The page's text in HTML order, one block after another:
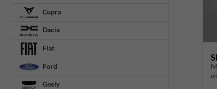
Cupra
Dacia
Fiat
Ford
Geely